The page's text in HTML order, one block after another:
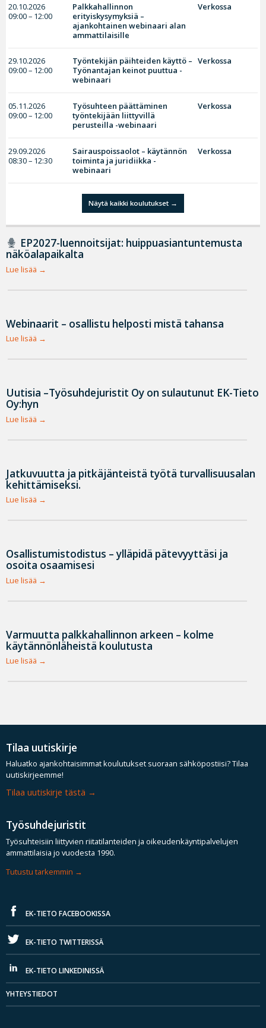
20.10.2026
09:00 – 12:00
Palkkahallinnon
erityiskysymyksiä –
ajankohtainen webinaari alan
ammattilaisille
Verkossa
29.10.2026
09:00 – 12:00
Työntekijän päihteiden käyttö –
Työnantajan keinot puuttua -
webinaari
Verkossa
05.11.2026
09:00 – 12:00
Työsuhteen päättäminen
työntekijään liittyvillä
perusteilla -webinaari
Verkossa
29.09.2026
08:30 – 12:30
Sairauspoissaolot – käytännön
toiminta ja juridiikka -
webinaari
Verkossa
Näytä kaikki koulutukset
EP2027-luennoitsijat: huippuasiantuntemusta
näköalapaikalta
Lue lisää
Webinaarit – osallistu helposti mistä tahansa
Lue lisää
Uutisia –Työsuhdejuristit Oy on sulautunut EK-Tieto
Oy:hyn
Lue lisää
Jatkuvuutta ja pitkäjänteistä työtä turvallisuusalan
kehittämiseksi.
Lue lisää
Osallistumistodistus – ylläpidä pätevyyttäsi ja
osoita osaamisesi
Lue lisää
Varmuutta palkkahallinnon arkeen – kolme
käytännönläheistä koulutusta
Lue lisää
Tilaa uutiskirje
Haluatko ajankohtaisimmat koulutukset suoraan sähköpostiisi? Tilaa
uutiskirjeemme!
Tilaa uutiskirje tästä
Työsuhdejuristit
Työsuhteisiin liittyvien riitatilanteiden ja oikeudenkäyntipalvelujen
ammattilaisia jo vuodesta 1990.
Tutustu tarkemmin
EK-TIETO FACEBOOKISSA
EK-TIETO TWITTERISSÄ
EK-TIETO LINKEDINISSÄ
YHTEYSTIEDOT